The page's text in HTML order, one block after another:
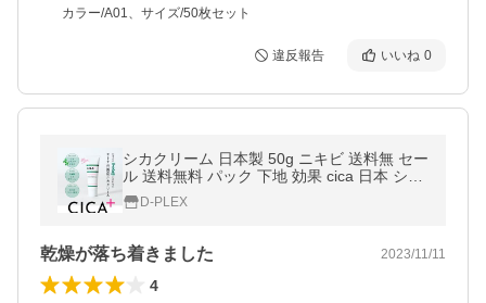
カラー/A01、サイズ/50枚セット
違反報告 いいね 0
シカクリーム 日本製 50g ニキビ 送料無 セー
ル 送料無料 パック 下地 効果 cica 日本 シカ
クリームとは シカ化粧品 シカケア シカパッ
ク シカ クリーム 国産
D-PLEX
乾燥が落ち着きました 2023/11/11
4